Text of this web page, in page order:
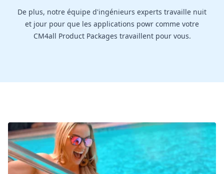
De plus, notre équipe d'ingénieurs experts travaille nuit
et jour pour que les applications powr comme votre
CM4all Product Packages travaillent pour vous.